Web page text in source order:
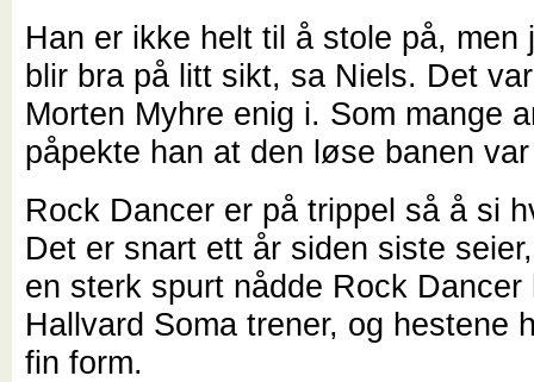
Han er ikke helt til å stole på, men
blir bra på litt sikt, sa Niels. Det
Morten Myhre enig i. Som mange
påpekte han at den løse banen
Rock Dancer er på trippel så å si
Det er snart ett år siden siste
en sterk spurt nådde Rock Dancer
Hallvard Soma trener, og hestene
fin form.